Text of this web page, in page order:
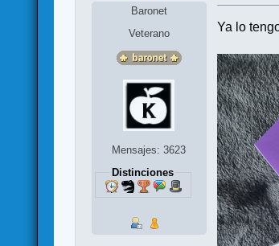
Baronet
Veterano
Mensajes: 3623
Distinciones
Ya lo